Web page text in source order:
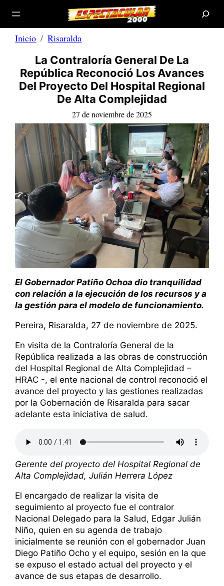
Saltar
contenido
a
Inicio Risaralda
La Contraloría General De La
República Reconoció Los Avances
Del Proyecto Del Hospital Regional
De Alta Complejidad
27 de noviembre de 2025
El Gobernador Patiño Ochoa dio tranquilidad
con relación a la ejecución de los recursos y a
la gestión para el modelo de funcionamiento.
Pereira, Risaralda, 27 de noviembre de 2025.
En visita de la Contraloría General de la
República realizada a las obras de construcción
del Hospital Regional de Alta Complejidad –
HRAC -, el ente nacional de control reconoció el
avance del proyecto y las gestiones realizadas
por la Gobernación de Risaralda para sacar
adelante esta iniciativa de salud.
Gerente del proyecto del Hospital Regional de
Alta Complejidad, Julián Herrera López
El encargado de realizar la visita de
seguimiento al proyecto fue el contralor
Nacional Delegado para la Salud, Edgar Julián
Niño, quien en su agenda de trabajo
inicialmente se reunión con el gobernador Juan
Diego Patiño Ocho y el equipo, sesión en la que
se expuso el estado actual del proyecto y el
avance de sus etapas de desarrollo.